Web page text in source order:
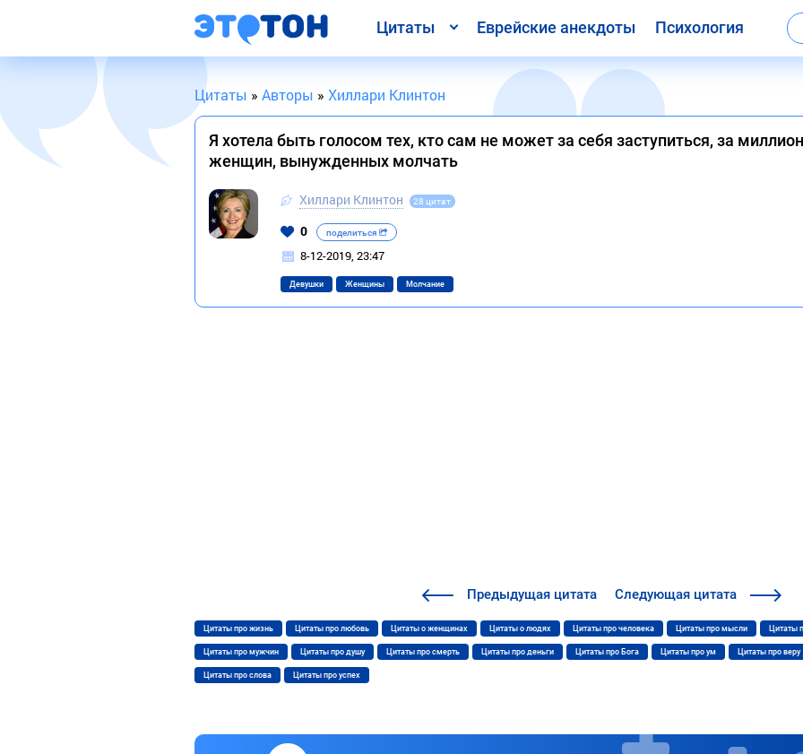
Цитаты Еврейские анекдоты Психология
Цитаты » Авторы » Хиллари Клинтон
Я хотела быть голосом тех, кто сам не может за себя заступиться, за
женщин, вынужденных молчать
Хиллари Клинтон 28 цитат
0 поделиться
8-12-2019, 23:47
Девушки Женщины Молчание
Предыдущая цитата Следующая цитата
Цитаты про жизнь Цитаты про любовь Цитаты о женщинах Цитаты о людях Цитаты про человека Цитаты про мысли Цитаты
Цитаты про мужчин Цитаты про душу Цитаты про смерть Цитаты про деньги Цитаты про Бога Цитаты про ум Цитаты про веру
Цитаты про слова Цитаты про успех